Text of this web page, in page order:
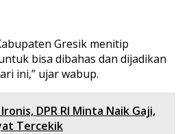
Gresik menitip
bisa dibahas dan dijadikan
ini,” ujar wabup.
DPR RI Minta Naik Gaji,
Tercekik